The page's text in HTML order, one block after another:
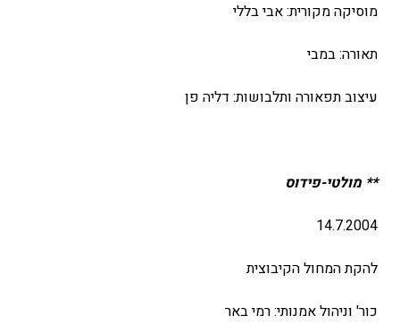
מוסיקה מקורית: אבי בללי
תאורה: במבי
עיצוב תפאורה ותלבושות: דליה פן
** מולטי-פידוס
14.7.2004
להקת המחול הקיבוצית
כור' וניהול אמנותי: רמי באר